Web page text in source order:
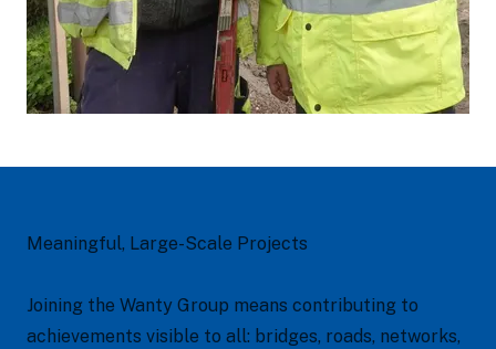
Meaningful, Large-Scale Projects
Joining the Wanty Group means contributing to
achievements visible to all: bridges, roads, networks,